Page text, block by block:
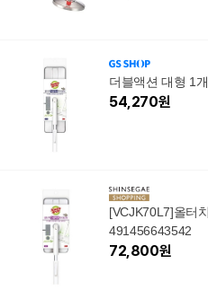
더블액션 대형 1
54,270원
[VCJK70L7]올터
491456643542
72,800원